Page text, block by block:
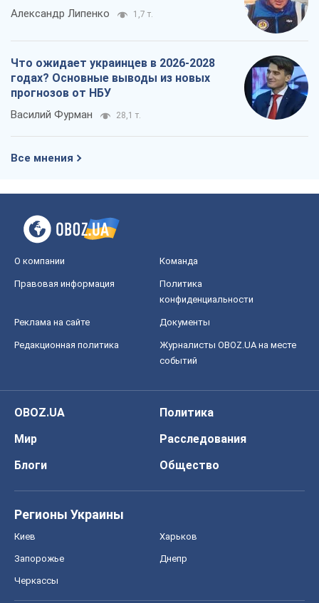
Александр Липенко 1,7 т.
Что ожидает украинцев в 2026-2028
годах? Основные выводы из новых
прогнозов от НБУ
Василий Фурман 28,1 т.
Все мнения
О компании Команда
Правовая информация
Политика
конфиденциальности
Реклама на сайте Документы
Редакционная политика
Журналисты OBOZ.UA на месте
событий
OBOZ.UA
Политика
Мир
Расследования
Блоги
Общество
Регионы Украины
Киев Харьков
Запорожье Днепр
Черкассы